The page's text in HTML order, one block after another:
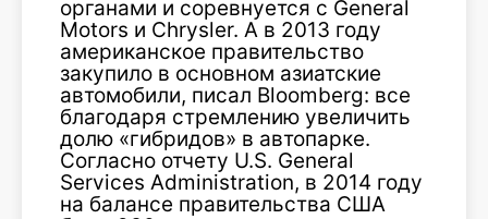
органами и соревнуется с General
Motors и Chrysler. А в 2013 году
американское правительство
закупило в основном азиатские
автомобили, писал Bloomberg: все
благодаря стремлению увеличить
долю «гибридов» в автопарке.
Согласно отчету U.S. General
Services Administration, в 2014 году
на балансе правительства США